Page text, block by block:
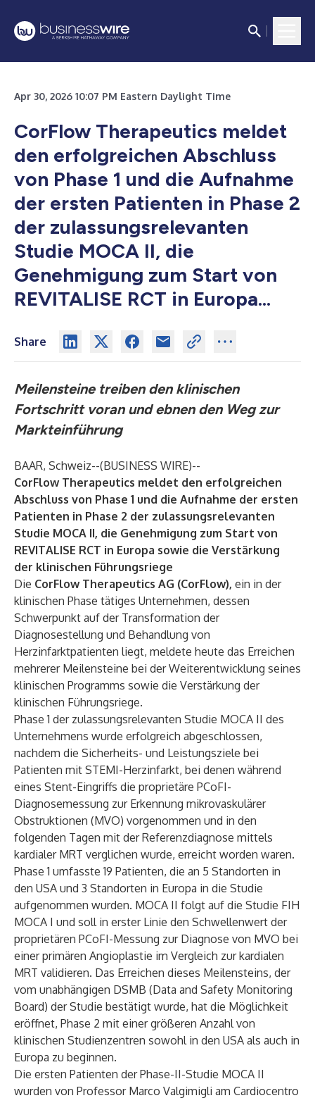
Apr 30, 2026 10:07 PM Eastern Daylight Time
CorFlow Therapeutics meldet
den erfolgreichen Abschluss
von Phase 1 und die Aufnahme
der ersten Patienten in Phase 2
der zulassungsrelevanten
Studie MOCA II, die
Genehmigung zum Start von
REVITALISE RCT in Europa...
Share
Meilensteine treiben den klinischen
Fortschritt voran und ebnen den Weg zur
Markteinführung
BAAR, Schweiz--(BUSINESS WIRE)--
CorFlow Therapeutics meldet den erfolgreichen
Abschluss von Phase 1 und die Aufnahme der ersten
Patienten in Phase 2 der zulassungsrelevanten
Studie MOCA II, die Genehmigung zum Start von
REVITALISE RCT in Europa sowie die Verstärkung
der klinischen Führungsriege
Die CorFlow Therapeutics AG (CorFlow), ein in der
klinischen Phase tätiges Unternehmen, dessen
Schwerpunkt auf der Transformation der
Diagnosestellung und Behandlung von
Herzinfarktpatienten liegt, meldete heute das Erreichen
mehrerer Meilensteine bei der Weiterentwicklung seines
klinischen Programms sowie die Verstärkung der
klinischen Führungsriege.
Phase 1 der zulassungsrelevanten Studie MOCA II des
Unternehmens wurde erfolgreich abgeschlossen,
nachdem die Sicherheits- und Leistungsziele bei
Patienten mit STEMI-Herzinfarkt, bei denen während
eines Stent-Eingriffs die proprietäre PCoFI-
Diagnosemessung zur Erkennung mikrovaskulärer
Obstruktionen (MVO) vorgenommen und in den
folgenden Tagen mit der Referenzdiagnose mittels
kardialer MRT verglichen wurde, erreicht worden waren.
Phase 1 umfasste 19 Patienten, die an 5 Standorten in
den USA und 3 Standorten in Europa in die Studie
aufgenommen wurden. MOCA II folgt auf die Studie FIH
MOCA I und soll in erster Linie den Schwellenwert der
proprietären PCoFI-Messung zur Diagnose von MVO bei
einer primären Angioplastie im Vergleich zur kardialen
MRT validieren. Das Erreichen dieses Meilensteins, der
vom unabhängigen DSMB (Data and Safety Monitoring
Board) der Studie bestätigt wurde, hat die Möglichkeit
eröffnet, Phase 2 mit einer größeren Anzahl von
klinischen Studienzentren sowohl in den USA als auch in
Europa zu beginnen.
Die ersten Patienten der Phase-II-Studie MOCA II
wurden von Professor Marco Valgimigli am Cardiocentro